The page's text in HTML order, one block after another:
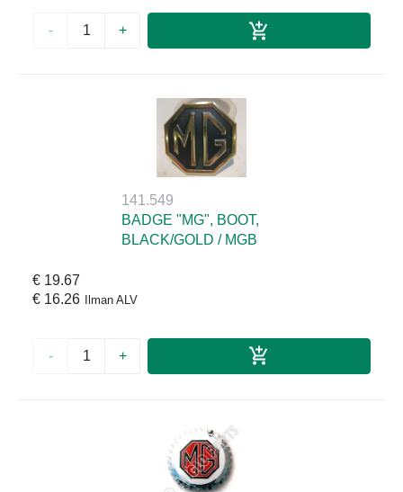
- +
141.549
BADGE "MG", BOOT,
BLACK/GOLD / MGB
€ 19.67
€ 16.26
Ilman ALV
- +